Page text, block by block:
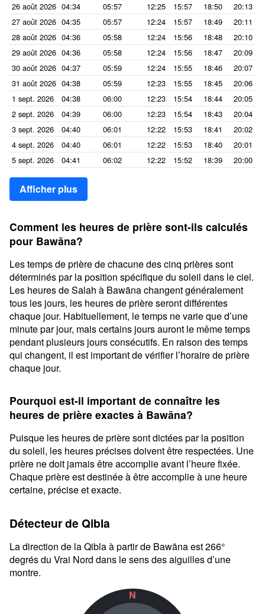
26 août 2026 04:34 05:57 12:25 15:57 18:50
20:13
27 août 2026 04:35 05:57 12:24 15:57 18:49
20:11
28 août 2026 04:36 05:58 12:24 15:56 18:48
20:10
29 août 2026 04:36 05:58 12:24 15:56 18:47
20:09
30 août 2026 04:37 05:59 12:24 15:55 18:46
20:07
31 août 2026 04:38 05:59 12:23 15:55 18:45
20:06
1 sept. 2026
04:38 06:00 12:23 15:54 18:44
20:05
2 sept. 2026
04:39 06:00 12:23 15:54 18:43
20:04
3 sept. 2026
04:40 06:01 12:22 15:53 18:41
20:02
4 sept. 2026
04:40 06:01 12:22 15:53 18:40
20:01
5 sept. 2026
04:41 06:02 12:22 15:52 18:39 20:00
Afficher plus
Comment les heures de prière sont-ils calculés
pour Bawāna?
Les temps de prière de chacune des cinq prières sont
déterminés par la position spécifique du soleil dans le ciel.
Les heures de Salah à Bawāna changent généralement
tous les jours, les heures de prière seront différentes
chaque jour. Habituellement, le temps ne varie que d’une
minute par jour, mais certains jours auront le même temps
pendant plusieurs jours consécutifs. En raison des temps
qui changent, il est important de vérifier l’horaire de prière
chaque jour.
Pourquoi est-il important de connaître les
heures de prière exactes à Bawāna?
Puisque les heures de prière sont dictées par la position
du soleil, les heures précises doivent être respectées. Une
prière ne doit jamais être accomplie avant l’heure fixée.
Chaque prière est destinée à être accomplie à une heure
certaine, précise et exacte.
Détecteur de Qibla
La direction de la Qibla à partir de Bawāna est 266°
degrés du Vrai Nord dans le sens des aiguilles d’une
montre.
N